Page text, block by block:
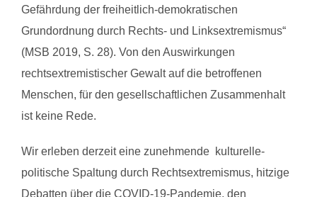
Gefährdung der freiheitlich-demokratischen
Grundordnung durch Rechts- und Linksextremismus“
(MSB 2019, S. 28). Von den Auswirkungen
rechtsextremistischer Gewalt auf die betroffenen
Menschen, für den gesellschaftlichen Zusammenhalt
ist keine Rede.
Wir erleben derzeit eine zunehmende kulturelle-
politische Spaltung durch Rechtsextremismus, hitzige
Debatten über die COVID-19-Pandemie, den